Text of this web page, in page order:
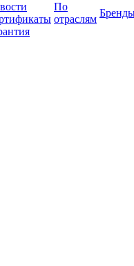
По
отраслям